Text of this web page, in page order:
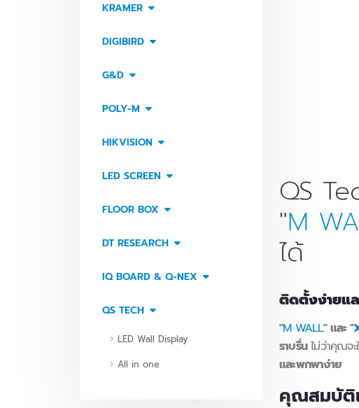
KRAMER
DIGIBIRD
G&D
POLY-M
HIKVISION
LED SCREEN
FLOOR BOX
DT RESEARCH
IQ BOARD & Q-NEX
QS TECH
LED Wall Display
All in one
QS
"M
ได้
ติดตั้งง่ายแล
"M WALL"และ "
ราบรื่นไม่ว่าคุณจ
และพกพาง่าย
คุณสมบัติ